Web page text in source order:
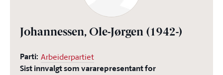
Johannessen, Ole-Jørgen (1942-)
Parti: Arbeiderpartiet
Sist innvalgt som vararepresentant for